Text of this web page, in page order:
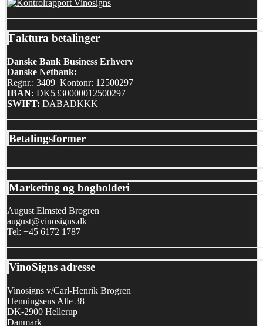
Faktura betalinger
Danske Bank Business Erhverv
Danske Netbank:
Regnr.: 3409 Kontonr: 12500297
IBAN: DK5330000012500297
SWIFT: DABADKKK
Betalingsformer
Marketing og bogholderi
August Elmsted Brogren
august@vinosigns.dk
Tel: +45 6172 1787
VinoSigns adresse
Vinosigns v/Carl-Henrik Brogren
Henningsens Alle 38
DK-2900 Hellerup
Danmark